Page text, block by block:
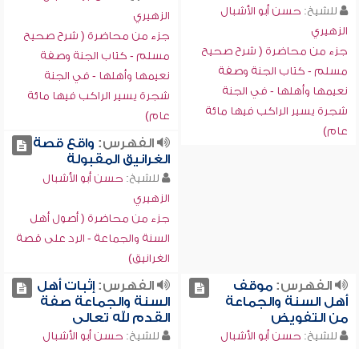
للشيخ: حسن أبو الأشبال
الزهيري
جزء من محاضرة ( شرح صحيح
مسلم - كتاب الجنة وصفة
نعيمها وأهلها - في الجنة
شجرة يسير الراكب فيها مائة
عام)
الزهيري
جزء من محاضرة ( شرح صحيح
مسلم - كتاب الجنة وصفة
نعيمها وأهلها - في الجنة
شجرة يسير الراكب فيها مائة
عام)
الفهرس: واقع قصة
الغرانيق المقبولة
للشيخ: حسن أبو الأشبال
الزهيري
جزء من محاضرة ( أصول أهل
السنة والجماعة - الرد على قصة
الغرانيق)
الفهرس:موقف
أهل السنة والجماعة
من التفويض
للشيخ: حسن أبو الأشبال
الفهرس:إثبات أهل
السنة والجماعة صفة
القدم لله تعالى
للشيخ: حسن أبو الأشبال